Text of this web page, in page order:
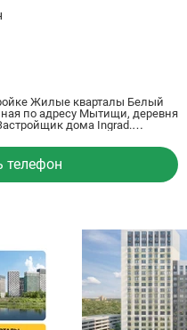
Жилые кварталы Белый
по адресу Мытищи, деревня
дома Ingrad.
с черновой отделкой, в 26
Общая площадь квартиры
СтройкиРУ 759015, сообщите
телефон